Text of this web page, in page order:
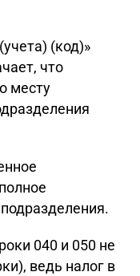
(код)»
что
месту
040 и 050 не
ведь налог в